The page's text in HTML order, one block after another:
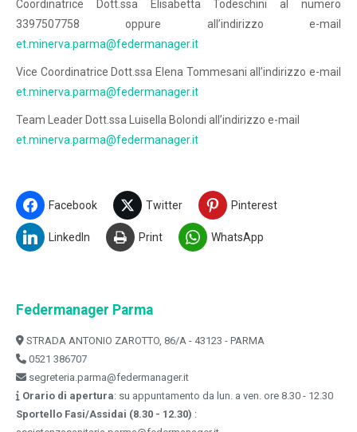
Coordinatrice Dott.ssa Elisabetta Todeschini al numero
3397507758 oppure all’indirizzo e-mail
et.minerva.parma@federmanager.it
Vice Coordinatrice Dott.ssa Elena Tommesani all’indirizzo e-mail
et.minerva.parma@federmanager.it
Team Leader Dott.ssa Luisella Bolondi all’indirizzo e-mail
et.minerva.parma@federmanager.it
Facebook Twitter Pinterest
LinkedIn Print WhatsApp
Federmanager Parma
STRADA ANTONIO ZAROTTO, 86/A - 43123 - PARMA
0521 386707
segreteria.parma@federmanager.it
Orario di apertura: su appuntamento da lun. a ven. ore 8.30 - 12.30
Sportello Fasi/Assidai (8.30 - 12.30) :